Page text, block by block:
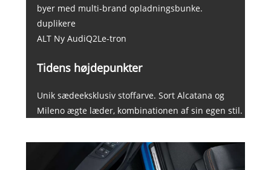
byer med multi-brand opladningsbunke.
duplikere
ALT Ny AudiQ2Le-tron
Tidens højdepunkter
Unik sædeeksklusiv stoffarve. Sort Alcatana og
Mileno ægte læder, kombinationen af ​​sin egen stil.